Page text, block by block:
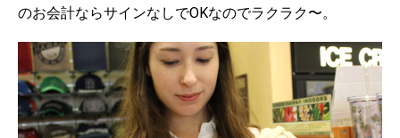
のお会計ならサインなしでOKなのでラクラク〜。